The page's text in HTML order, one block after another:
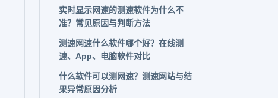
实时显示网速的测速软件为什么不
准？常见原因与判断方法
测速网速什么软件哪个好？在线测
速、App、电脑软件对比
什么软件可以测网速？测速网站与结
果异常原因分析